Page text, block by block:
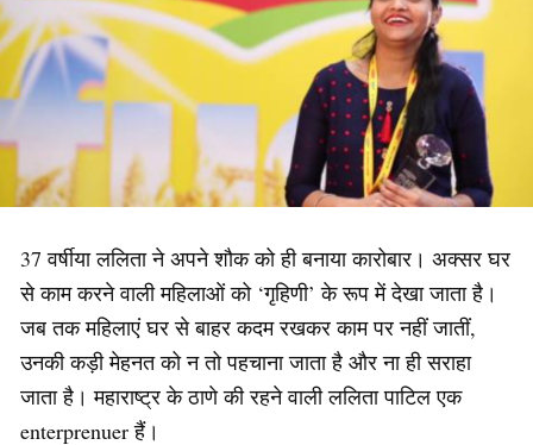
37 वर्षीया ललिता ने अपने शौक को ही बनाया कारोबार। अक्सर घर
से काम करने वाली महिलाओं को ‘गृहिणी’ के रूप में देखा जाता है।
जब तक महिलाएं घर से बाहर कदम रखकर काम पर नहीं जातीं,
उनकी कड़ी मेहनत को न तो पहचाना जाता है और ना ही सराहा
जाता है। महाराष्ट्र के ठाणे की रहने वाली ललिता पाटिल एक
enterprenuer हैं।